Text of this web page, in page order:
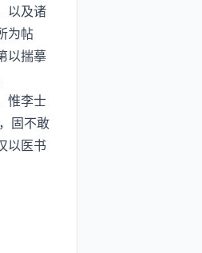
以及诸
为帖
以揣摹
惟李士
固不敢
以医书